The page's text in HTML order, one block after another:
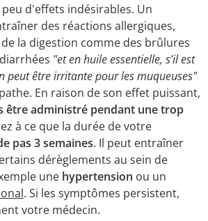
d'effets indésirables. Un
des réactions allergiques,
la digestion comme des brûlures
"et en huile essentielle, s'il est
peut être irritante pour les muqueuses"
En raison de son effet puissant,
être administré pendant une trop
à ce que la durée de votre
pas 3 semaines. Il peut entraîner
dérèglements au sein de
une hypertension ou un
. Si les symptômes persistent,
votre médecin.